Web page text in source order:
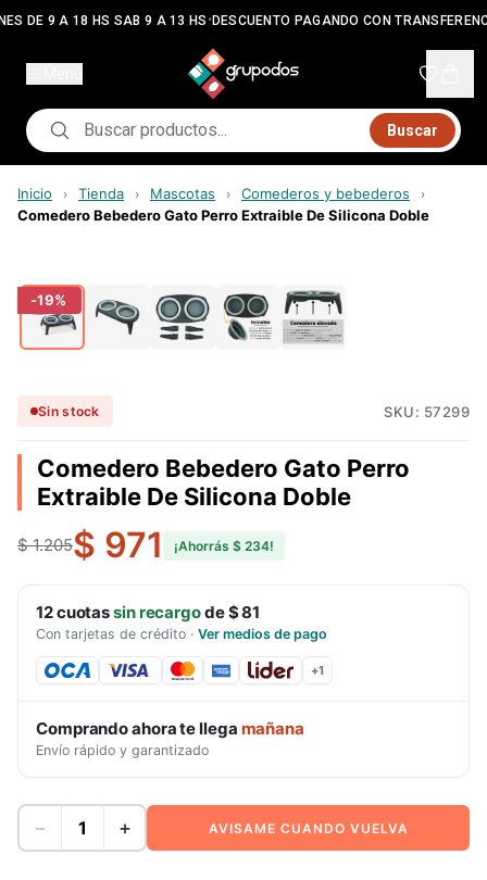
DE 9 A 18 HS SAB 9 A 13 HS• DESCUENTO PAGANDO CON
Buscar
Inicio › Tienda › Mascotas › Comederos y bebederos ›
Comedero Bebedero Gato Perro Extraible De Silicona Doble
-19%
Sin stock SKU: 57299
Comedero Bebedero Gato Perro
Extraible De Silicona Doble
$ 1.205$ 971 ¡Ahorrás $ 234!
12cuotassin recargode$ 81
Con tarjetas de crédito · Ver medios de pago
+1
Comprando ahora te llega mañana
Envío rápido y garantizado
− + AVISAME CUANDO VUELVA